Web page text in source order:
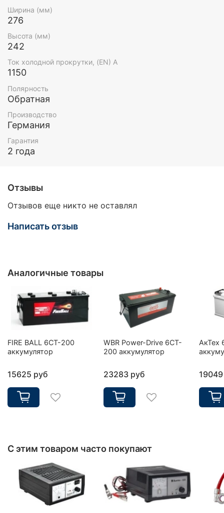
Ширина (мм)
276
Высота (мм)
242
Ток холодной прокрутки, (EN) А
1150
Полярность
Обратная
Производство
Германия
Гарантия
2 года
Отзывы
Отзывов еще никто не оставлял
Написать отзыв
Аналогичные товары
FIRE BALL 6СТ-200
аккумулятор
15625 руб
WBR Power-Drive 6CT-
200 аккумулятор
23283 руб
АкТех
С этим товаром часто покупают